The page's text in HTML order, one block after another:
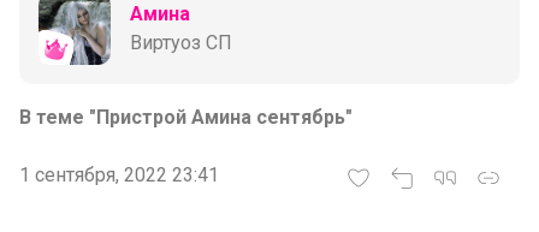
Амина
Виртуоз СП
В теме "Пристрой Амина сентябрь"
1 сентября, 2022 23:41